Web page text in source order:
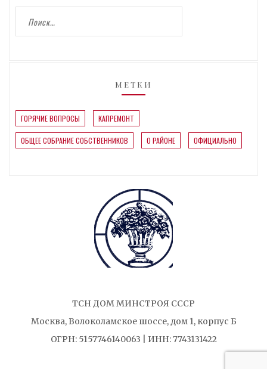
МЕТКИ
ГОРЯЧИЕ ВОПРОСЫ КАПРЕМОНТ
ОБЩЕЕ СОБРАНИЕ СОБСТВЕННИКОВ О РАЙОНЕ ОФИЦИАЛЬНО
ТСН ДОМ МИНСТРОЯ СССР
Москва, Волоколамское шоссе, дом 1, корпус Б
ОГРН: 5157746140063 | ИНН: 7743131422